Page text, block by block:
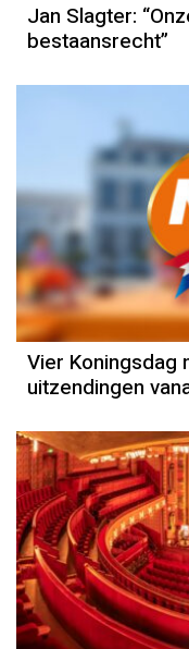
Jan Slagter:
bestaansrecht”
Vier Koningsdag
uitzendingen